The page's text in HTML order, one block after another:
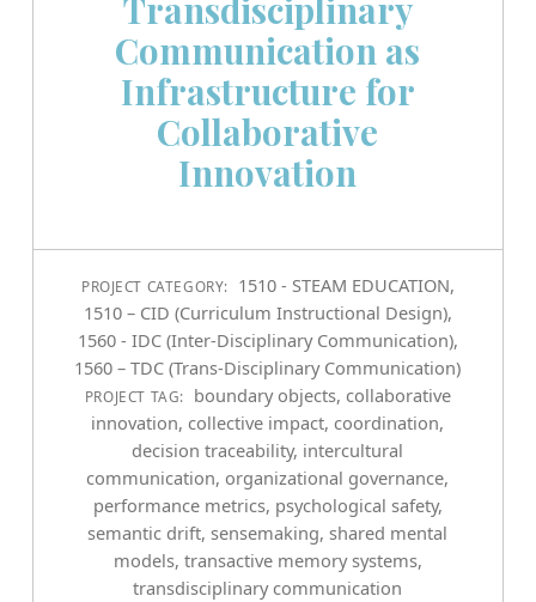
Communication as
Infrastructure for
Collaborative
Innovation
PROJECT CATEGORY: 1510 - STEAM EDUCATION,
1510 – CID (Curriculum Instructional Design),
1560 - IDC (Inter-Disciplinary Communication),
1560 – TDC (Trans-Disciplinary Communication)
PROJECT TAG: boundary objects, collaborative
innovation, collective impact, coordination,
decision traceability, intercultural
communication, organizational governance,
performance metrics, psychological safety,
semantic drift, sensemaking, shared mental
models, transactive memory systems,
transdisciplinary communication